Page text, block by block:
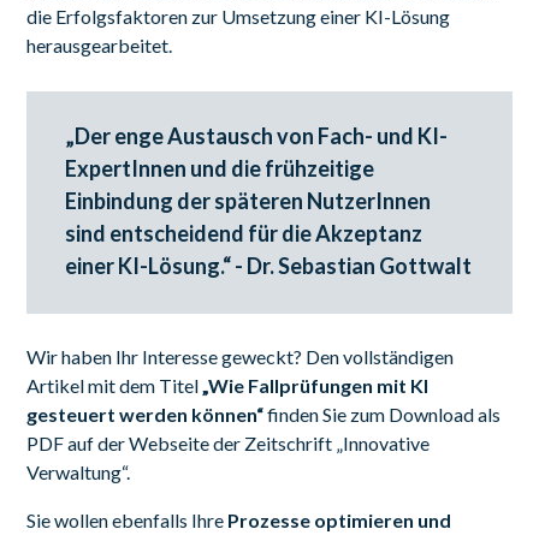
die Erfolgsfaktoren zur Umsetzung einer KI-Lösung
herausgearbeitet.
„Der enge Austausch von Fach- und KI-
ExpertInnen und die frühzeitige
Einbindung der späteren NutzerInnen
sind entscheidend für die Akzeptanz
einer KI-Lösung.“ - Dr. Sebastian Gottwalt
Wir haben Ihr Interesse geweckt? Den vollständigen
Artikel mit dem Titel „Wie Fallprüfungen mit KI
gesteuert werden können“finden Sie zum Download als
PDF auf der Webseite der Zeitschrift „Innovative
Verwaltung“.
Sie wollen ebenfalls Ihre Prozesse optimieren und